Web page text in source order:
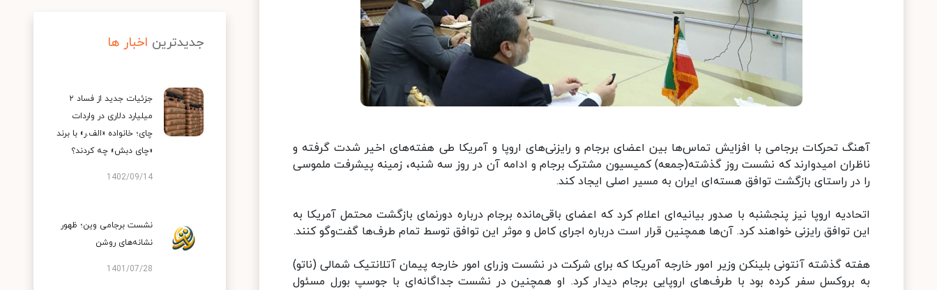
آهنگ تحرکات برجامی با افزایش تماس‌ها بین اعضای برجام و رایزنی‌های اروپا و آمریکا طی هفته‌های اخیر شدت گرفته و
ناظران امیدوارند که نشست روز گذشته(جمعه) کمیسیون مشترک برجام و ادامه آن در روز سه شنبه، زمینه پیشرفت ملموسی
را در راستای بازگشت توافق‌ هسته‌ای ایران به مسیر اصلی ایجاد کند.
اتحادیه اروپا نیز پنجشنبه با صدور بیانیه‌ای اعلام کرد که اعضای باقی‌مانده برجام درباره دورنمای بازگشت محتمل آمریکا به
این توافق رایزنی خواهند کرد. آن‌ها همچنین قرار است درباره اجرای کامل و موثر این توافق توسط تمام طرف‌ها گفت‌وگو کنند.
هفته گذشته آنتونی بلینکن وزیر امور خارجه آمریکا که برای شرکت در نشست وزرای امور خارجه پیمان آتلانتیک شمالی (ناتو)
به بروکسل سفر کرده بود با طرف‌های اروپایی برجام دیدار کرد. او همچنین در نشست جداگانه‌ای با جوسپ بورل مسئول
جدیدترین اخبار ها
جزئیات جدید از فساد ۲
میلیارد دلاری در واردات
چای؛ خانواده «الف.ر» با برند
«چای دبش» چه کردند؟
1402/09/14
نشست برجامی وین؛ ظهور
نشانه‌های روشن
1401/07/28